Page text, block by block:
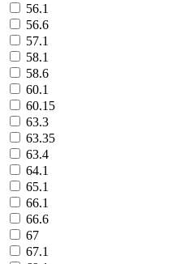
56.1
56.6
57.1
58.1
58.6
60.1
60.15
63.3
63.35
63.4
64.1
65.1
66.1
66.6
67
67.1